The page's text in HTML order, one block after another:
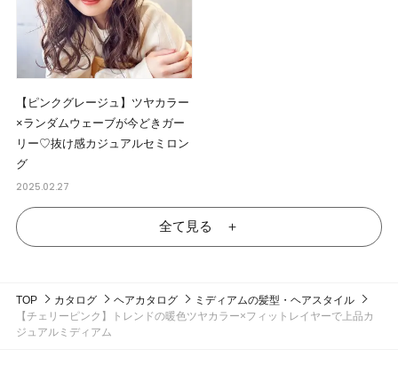
【ピンクグレージュ】ツヤカラー
×ランダムウェーブが今どきガー
リー♡抜け感カジュアルセミロン
グ
2025.02.27
全て見る ＋
TOP カタログ ヘアカタログ
ミディアムの髪型・ヘアスタイル
【チェリーピンク】トレンドの暖色ツヤカラー×フィットレイヤーで上品カ
ジュアルミディアム